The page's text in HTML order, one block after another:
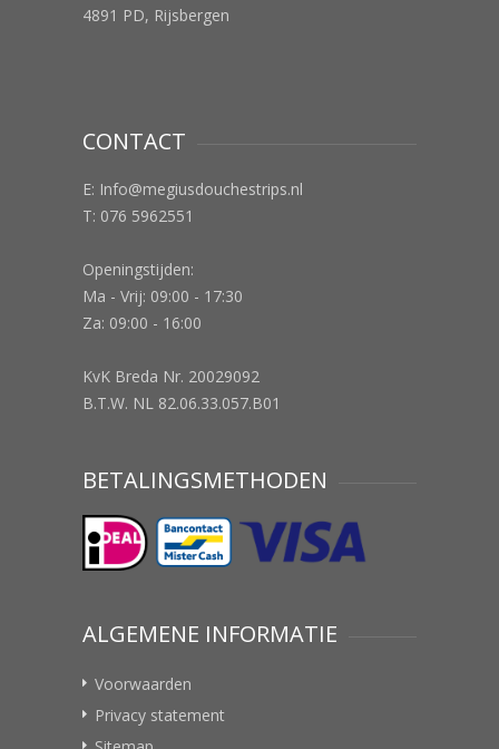
4891 PD, Rijsbergen
CONTACT
E: Info@megiusdouchestrips.nl
T: 076 5962551
Openingstijden:
Ma - Vrij: 09:00 - 17:30
Za: 09:00 - 16:00
KvK Breda Nr. 20029092
B.T.W. NL 82.06.33.057.B01
BETALINGSMETHODEN
ALGEMENE INFORMATIE
Voorwaarden
Privacy statement